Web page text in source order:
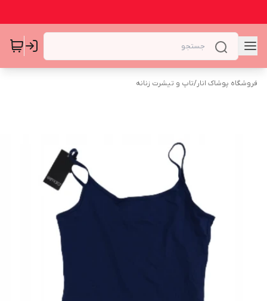
فروشگاه پوشاک انار/تاپ و تیشرت زنانه